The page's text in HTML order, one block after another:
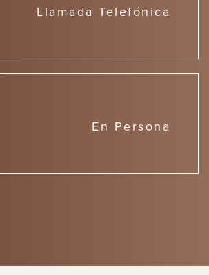
Llamada Telefónica
En Persona